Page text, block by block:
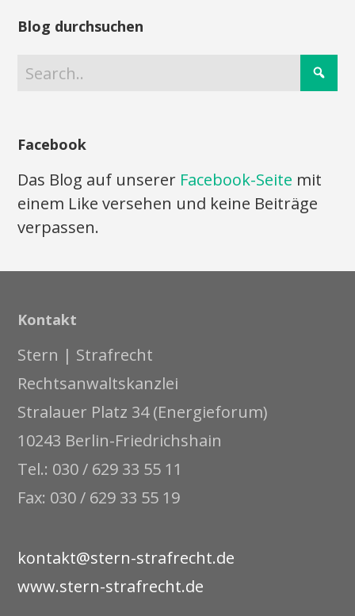
Blog durchsuchen
Facebook
Das Blog auf unserer Facebook-Seite mit
einem Like versehen und keine Beiträge
verpassen.
Kontakt
Stern | Strafrecht
Rechtsanwaltskanzlei
Stralauer Platz 34 (Energieforum)
10243 Berlin-Friedrichshain
Tel.: 030 / 629 33 55 11
Fax: 030 / 629 33 55 19
kontakt@stern-strafrecht.de
www.stern-strafrecht.de